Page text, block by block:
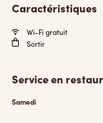
Caractéristiques
Wi-Fi gratuit
Sortir
Service en
Samedi